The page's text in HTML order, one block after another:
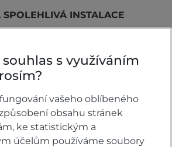
INSTALACE
je odolné vůči povětrnostním
přípravek pro
li>
Specifikace dále
DESIGN POPRUHY
s využíváním
vašeho oblíbeného
obsahu stránek
ke statistickým a
účelům používáme soubory